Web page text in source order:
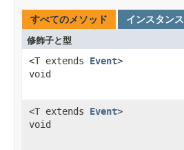
すべてのメソッド インスタン
修飾子と型
<T extends Event>
void
<T extends Event>
void